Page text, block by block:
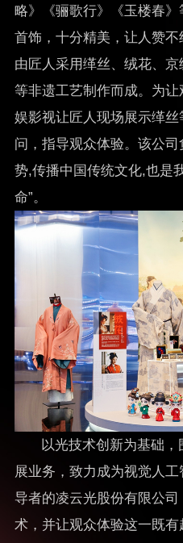
略》《骊歌行》《玉楼春》
首饰，十分精美，让人赞
由匠人采用缂丝、绒花、
等非遗工艺制作而成。为
娱影视让匠人现场展示缂
问，指导观众体验。该公
势,传播中国传统文化,也是
命”。
以光技术创新为基础
展业务，致力成为视觉人
导者的凌云光股份有限公
术，并让观众体验这一既